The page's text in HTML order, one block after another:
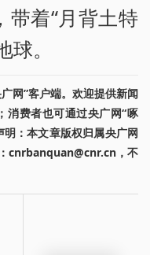
带着“月背土特
。
网”客户端。欢迎提供新闻
消费者也可通过央广网“啄
：本文章版权归属央广网
cnrbanquan@cnr.cn，不